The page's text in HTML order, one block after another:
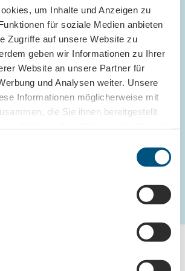
um Inhalte und Anzeigen zu
für soziale Medien anbieten
Zugriffe auf unsere Website zu
geben wir Informationen zu Ihrer
Website an unsere Partner für
und Analysen weiter. Unsere
Informationen möglicherweise mit
die Sie ihnen bereitgestellt
Bärlauch wohlfühlt.